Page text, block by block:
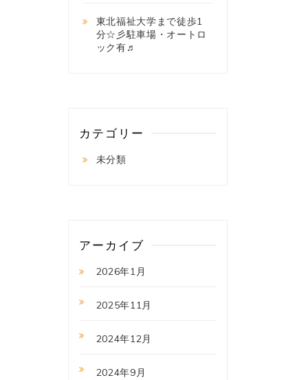
東北福祉大学まで徒歩1
分☆彡駐車場・オートロ
ック有♬
カテゴリー
未分類
アーカイブ
2026年1月
2025年11月
2024年12月
2024年9月